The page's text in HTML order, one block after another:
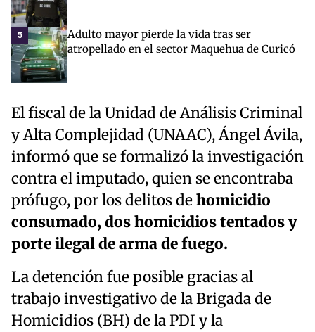
5
Adulto mayor pierde la vida tras ser
atropellado en el sector Maquehua de Curicó
El fiscal de la Unidad de Análisis Criminal
y Alta Complejidad (UNAAC), Ángel Ávila,
informó que se formalizó la investigación
contra el imputado, quien se encontraba
prófugo, por los delitos dehomicidio
consumado, dos homicidios tentados y
porte ilegal de arma de fuego.
La detención fue posible gracias al
trabajo investigativo de la Brigada de
Homicidios (BH) de la PDI y la